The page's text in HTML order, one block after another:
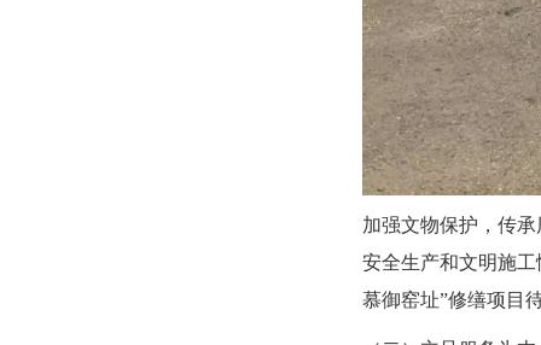
加强文物保护，传
安全生产和文明施
慕御窑址”修缮项目